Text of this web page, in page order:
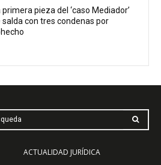
primera pieza del ‘caso Mediador’
salda con tres condenas por
ACTUALIDAD JURÍDICA